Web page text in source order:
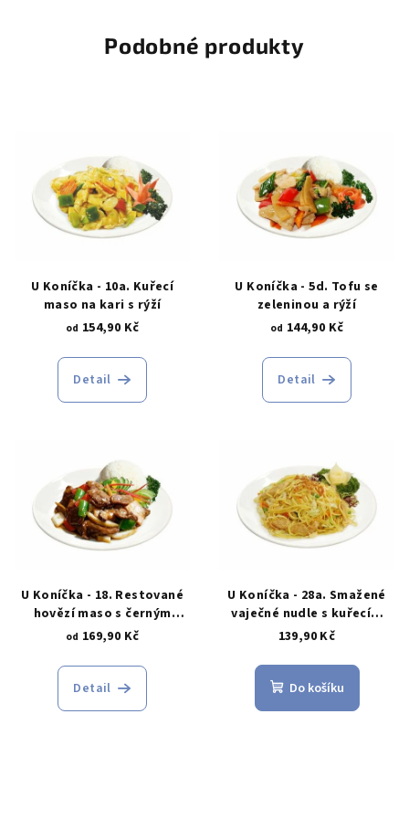
Podobné produkty
U Koníčka - 10a. Kuřecí
maso na kari s rýží
od 154,90 Kč
Detail
U Koníčka - 5d. Tofu se
zeleninou a rýží
od 144,90 Kč
Detail
U Koníčka - 18. Restované
hovězí maso s černým
pepřem a rýží
od 169,90 Kč
Detail
U Koníčka - 28a. Smažené
vaječné nudle s kuřecím
masem
139,90 Kč
Do košíku